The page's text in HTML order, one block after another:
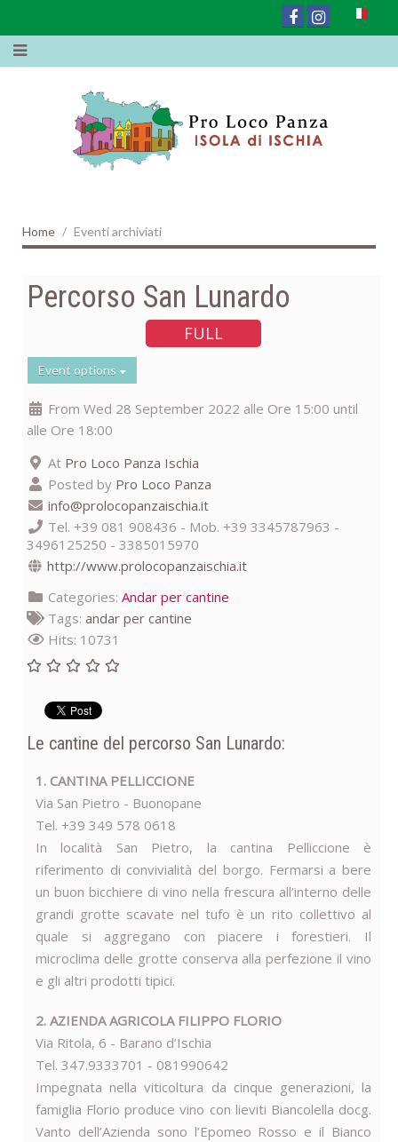
Home Eventi archiviati
Percorso San Lunardo
FULL
Event options
From Wed 28 September 2022 alle Ore 15:00 until
alle Ore 18:00
At Pro Loco Panza Ischia
Posted by Pro Loco Panza
info@prolocopanzaischia.it
Tel. +39 081 908436 - Mob. +39 3345787963 -
3496125250 - 3385015970
http://www.prolocopanzaischia.it
Categories: Andar per cantine
Tags: andar per cantine
Hits: 10731
Le cantine del percorso San Lunardo:
1. CANTINA PELLICCIONE
Via San Pietro - Buonopane
Tel. +39 349 578 0618
In località San Pietro, la cantina Pelliccione è
riferimento di convivialità del borgo. Fermarsi a bere
un buon bicchiere di vino nella frescura all’interno delle
grandi grotte scavate nel tufo è un rito collettivo al
quale si aggregano con piacere i forestieri. Il
microclima delle grotte conserva alla perfezione il vino
e gli altri prodotti tipici.
2. AZIENDA AGRICOLA FILIPPO FLORIO
Via Ritola, 6 - Barano d’Ischia
Tel. 347.9333701 - 081990642
Impegnata nella viticoltura da cinque generazioni, la
famiglia Florio produce vino con lieviti Biancolella docg.
Vanto dell’Azienda sono l’Epomeo Rosso e il Bianco